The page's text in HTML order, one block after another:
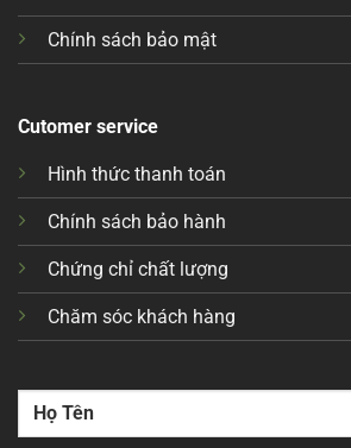
Chính sách bảo mật
Cutomer service
Hình thức thanh toán
Chính sách bảo hành
Chứng chỉ chất lượng
Chăm sóc khách hàng